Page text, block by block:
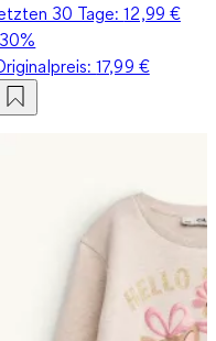
30 Tage:12,99 €
17,99 €